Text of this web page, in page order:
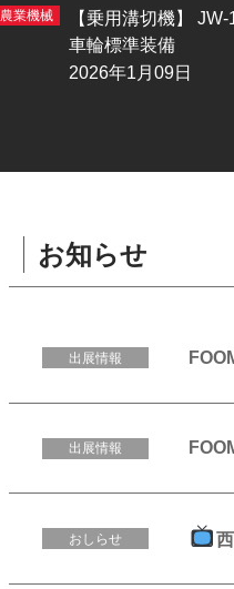
農業機械
【乗用溝切機】
車輪標準装備
2026年1月09日
お知らせ
出展情報
出展情報
おしらせ